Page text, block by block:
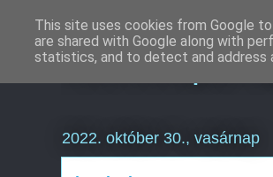
2022. október 30., vasárnap
This site uses cookies from Google
are shared with Google along with
statistics, and to detect and address